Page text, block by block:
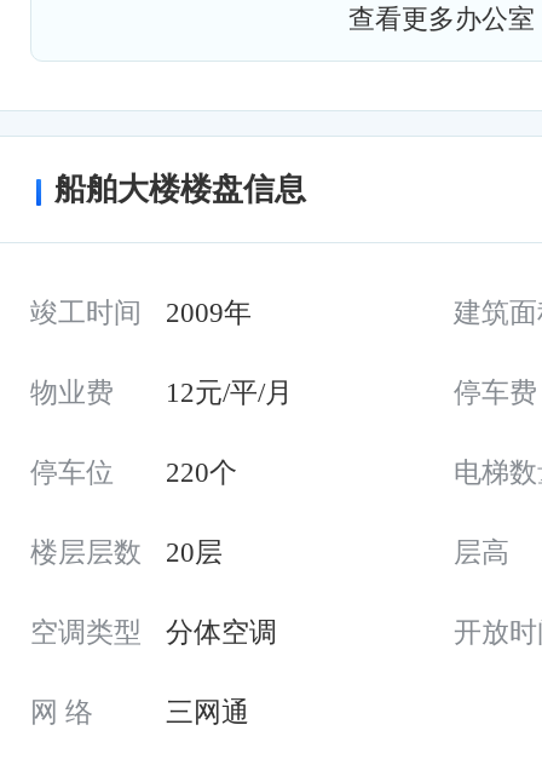
查看更多办公室
船舶大楼楼盘信息
竣工时间 2009年 建筑
物业费 12元/平/月 停车费
停车位 220个 电梯
楼层层数 20层 层高
空调类型 分体空调 开放
网 络 三网通